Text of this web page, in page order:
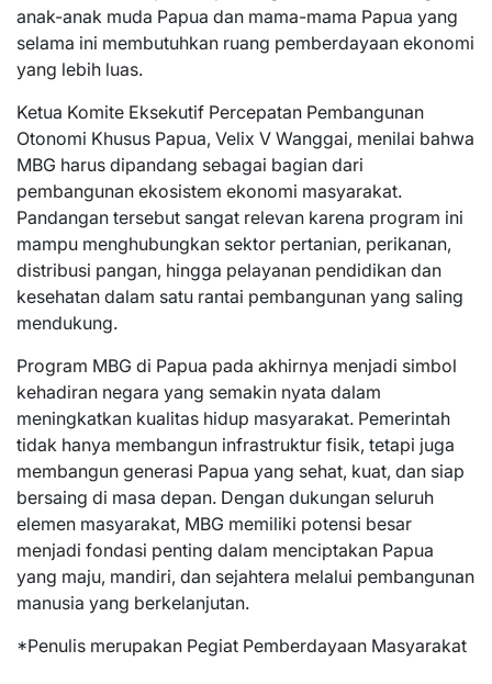
anak-anak muda Papua dan mama-mama Papua yang
selama ini membutuhkan ruang pemberdayaan ekonomi
yang lebih luas.
Ketua Komite Eksekutif Percepatan Pembangunan
Otonomi Khusus Papua, Velix V Wanggai, menilai bahwa
MBG harus dipandang sebagai bagian dari
pembangunan ekosistem ekonomi masyarakat.
Pandangan tersebut sangat relevan karena program ini
mampu menghubungkan sektor pertanian, perikanan,
distribusi pangan, hingga pelayanan pendidikan dan
kesehatan dalam satu rantai pembangunan yang saling
mendukung.
Program MBG di Papua pada akhirnya menjadi simbol
kehadiran negara yang semakin nyata dalam
meningkatkan kualitas hidup masyarakat. Pemerintah
tidak hanya membangun infrastruktur fisik, tetapi juga
membangun generasi Papua yang sehat, kuat, dan siap
bersaing di masa depan. Dengan dukungan seluruh
elemen masyarakat, MBG memiliki potensi besar
menjadi fondasi penting dalam menciptakan Papua
yang maju, mandiri, dan sejahtera melalui pembangunan
manusia yang berkelanjutan.
*Penulis merupakan Pegiat Pemberdayaan Masyarakat